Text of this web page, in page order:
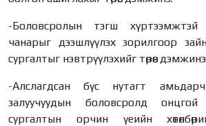
-Боловсролын тэгш хүртээмжтэй
чанарыг дээшлүүлэх зорилгоор
сургалтыг нэвтрүүлэхийг төрөөс
-Алслагдсан бүс нутагт
залуучуудын боловсролд
сургалтын орчин үеийн